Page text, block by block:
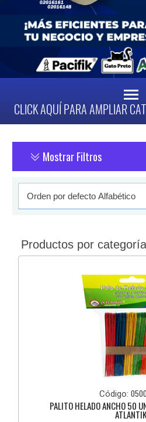
CLICK AQUÍ PARA AMPLIAR
Mostrar Filtros
Productos por categoría
Código:
PALITO HELADO ANCHO 50
ATLANTIK